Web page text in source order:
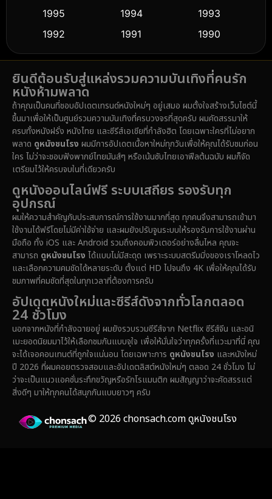
Dance เต้น (10)
Detective สืบสวน
Disaster
Disney+ (5)
Documentary สารคดี (92)
Dystopian
Emotional (61)
Epic มหากาพย์ (228)
Family ครอบครัว
Fantasy จินตนาการ (336)
Fiction (14)
Gothic
1995
1994
1993
1992
1991
1990
1989
1988
1986
1985
1983
1982
1981
1971
1962 1953
ยินดีต้อนรับสู่แหล่งรวมความบันเทิงที่คนรัก
หนังห้ามพลาด
ถ้าคุณเป็นคนที่ชอบอัปเดตเทรนด์หนังใหม่ๆ อยู่เสมอ ผมตั้งใจสร้างเว็บไซต์นี้
ขึ้นมาเพื่อให้เป็นศูนย์รวมความบันเทิงที่ครบวงจรที่สุดครับ ผมคัดสรรมาให้
ครบทั้งหนังฝรั่ง หนังไทย และซีรีส์เอเชียที่กำลังฮิต โดยเฉพาะใครที่ไม่อยาก
พลาด ดูหนังชนโรง ผมมีการอัปเดตเนื้อหาใหม่ทุกวันเพื่อให้คุณได้รับชมก่อน
ใคร ไม่ว่าจะชอบฟังพากย์ไทยมันส์ๆ หรือเน้นซับไทยเอาฟีลต้นฉบับ ผมก็จัด
เตรียมไว้ให้ครบจบในที่เดียวครับ
ดูหนังออนไลน์ฟรี ระบบเสถียร รองรับทุก
อุปกรณ์
ผมให้ความสำคัญกับประสบการณ์การใช้งานมากที่สุด ทุกคนจึงสามารถเข้ามา
ใช้งานได้ฟรีโดยไม่มีค่าใช้จ่าย และผมยังปรับจูนระบบให้รองรับการใช้งานผ่าน
มือถือ ทั้ง iOS และ Android รวมถึงคอมพิวเตอร์อย่างลื่นไหล คุณจะ
สามารถ ดูหนังชนโรง ได้แบบไม่มีสะดุด เพราะระบบสตรีมมิ่งของเราโหลดไว
และเลือกความคมชัดได้หลายระดับ ตั้งแต่ HD ไปจนถึง 4K เพื่อให้คุณได้รับ
ชมภาพที่คมชัดที่สุดในทุกเวลาที่ต้องการครับ
อัปเดตหนังใหม่และซีรีส์ดังจากทั่วโลกตลอด
24 ชั่วโมง
นอกจากหนังที่กำลังฉายอยู่ ผมยังรวบรวมซีรีส์จาก Netflix ซีรีส์จีน และอนิ
เมะยอดนิยมมาไว้ให้เลือกชมกันแบบจุใจ เพื่อให้มั่นใจว่าทุกครั้งที่แวะมาที่นี่ คุณ
จะได้เจอคอนเทนต์ที่ถูกใจแน่นอน โดยเฉพาะการ ดูหนังชนโรง และหนังใหม่
ปี 2026 ที่ผมคอยตรวจสอบและอัปเดตลิสต์หนังใหม่ๆ ตลอด 24 ชั่วโมง ไม่
ว่าจะเป็นแนวแอคชั่นระทึกขวัญหรือรักโรแมนติก ผมสัญญาว่าจะคัดสรรแต่
สิ่งดีๆ มาให้ทุกคนได้สนุกกันแบบยาวๆ ครับ
© 2026 chonsach.com ดูหนังชนโรง